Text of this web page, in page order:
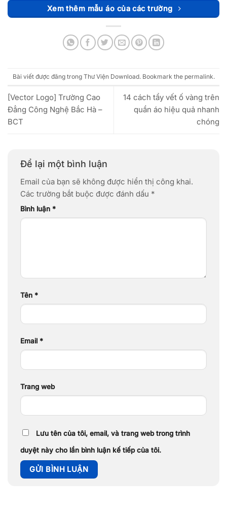
Xem thêm mẫu áo của các trường
Bài viết được đăng trong Thư Viện Download. Bookmark the permalink.
[Vector Logo] Trường Cao
Đẳng Công Nghệ Bắc Hà –
BCT
14 cách tẩy vết ố vàng trên
quần áo hiệu quả nhanh
chóng
Để lại một bình luận
Email của bạn sẽ không được hiển thị công khai.
Các trường bắt buộc được đánh dấu *
Bình luận *
Tên *
Email *
Trang web
Lưu tên của tôi, email, và trang web trong trình
duyệt này cho lần bình luận kế tiếp của tôi.